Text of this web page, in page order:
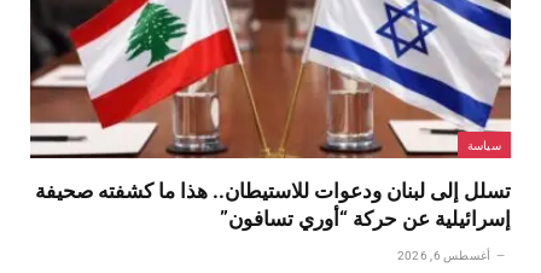
سياسة
تسلل إلى لبنان ودعوات للاستيطان.. هذا ما كشفته صحيفة
إسرائيلية عن حركة “أوري تسافون”
أغسطس 6, 2026